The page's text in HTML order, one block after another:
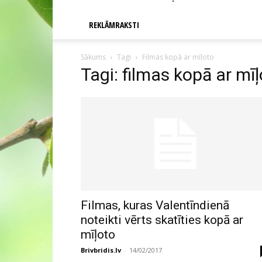
REKLĀMRAKSTI
Sākums Tagi Filmas kopā ar mīļoto
Tagi: filmas kopā ar
Filmas, kuras Valentīndienā
noteikti vērts skatīties kopā ar
mīļoto
Brivbridis.lv - 14/02/2017